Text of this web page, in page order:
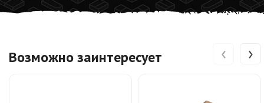
Возможно заинтересует ‹ ›